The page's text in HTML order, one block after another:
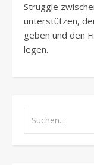
Struggle
unterstützen,
geben und den
legen.